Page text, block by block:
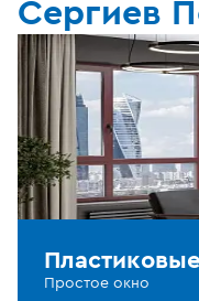
Сергиев
Простое окно